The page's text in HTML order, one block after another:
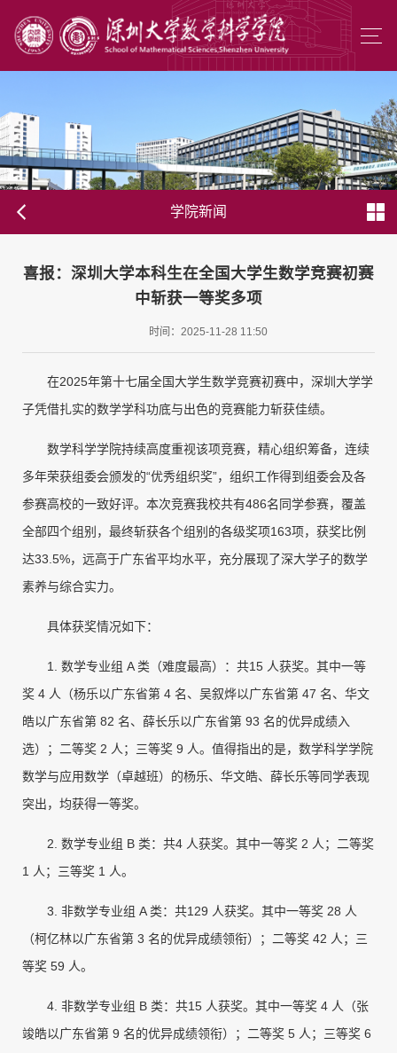
学院新闻
喜报：深圳大学本科生在全国大学生数学竞赛初赛
中斩获一等奖多项
时间：2025-11-28 11:50
在2025年第十七届全国大学生数学竞赛初赛中，深圳大学学
子凭借扎实的数学学科功底与出色的竞赛能力斩获佳绩。
数学科学学院持续高度重视该项竞赛，精心组织筹备，连续
多年荣获组委会颁发的“优秀组织奖”，组织工作得到组委会及各
参赛高校的一致好评。本次竞赛我校共有486名同学参赛，覆盖
全部四个组别，最终斩获各个组别的各级奖项163项，获奖比例
达33.5%，远高于广东省平均水平，充分展现了深大学子的数学
素养与综合实力。
具体获奖情况如下：
1. 数学专业组 A 类（难度最高）：共15 人获奖。其中一等
奖 4 人（杨乐以广东省第 4 名、吴叙烨以广东省第 47 名、华文
皓以广东省第 82 名、薛长乐以广东省第 93 名的优异成绩入
选）；二等奖 2 人；三等奖 9 人。值得指出的是，数学科学学院
数学与应用数学（卓越班）的杨乐、华文皓、薛长乐等同学表现
突出，均获得一等奖。
2. 数学专业组 B 类：共4 人获奖。其中一等奖 2 人；二等奖
1 人；三等奖 1 人。
3. 非数学专业组 A 类：共129 人获奖。其中一等奖 28 人
（柯亿林以广东省第 3 名的优异成绩领衔）；二等奖 42 人；三
等奖 59 人。
4. 非数学专业组 B 类：共15 人获奖。其中一等奖 4 人（张
竣皓以广东省第 9 名的优异成绩领衔）；二等奖 5 人；三等奖 6